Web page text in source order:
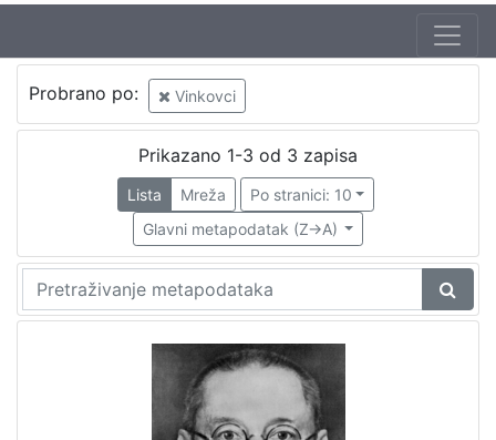
Probrano po: Vinkovci
Prikazano 1-3 od 3 zapisa
Lista Mreža
Po stranici: 10
Glavni metapodatak (Z->A)